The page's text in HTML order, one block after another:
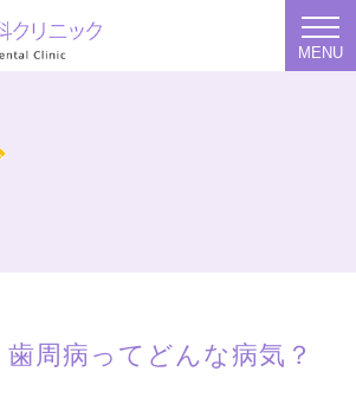
MENU
歯周病ってどんな病気？